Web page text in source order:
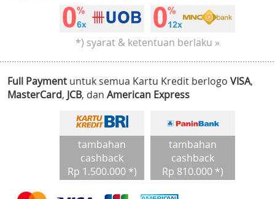
*) syarat & ketentuan berlaku »
Full Payment untuk semua Kartu Kredit berlogo VISA,
MasterCard, JCB, dan American Express
tambahan
cashback
Rp 1.500.000 *)
tambahan
cashback
Rp 810.000 *)